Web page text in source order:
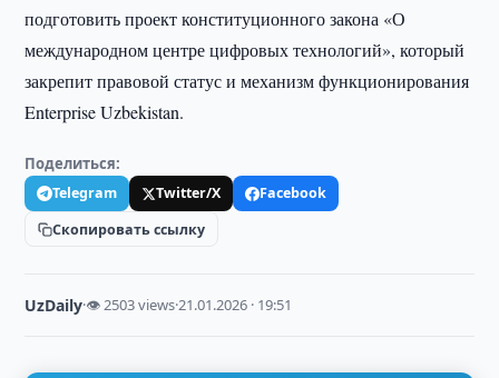
подготовить проект конституционного закона «О
международном центре цифровых технологий», который
закрепит правовой статус и механизм функционирования
Enterprise Uzbekistan.
Поделиться:
Telegram Twitter/X
Facebook
Скопировать ссылку
UzDaily·👁 2503 views·21.01.2026 · 19:51